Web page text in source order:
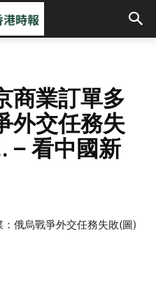
商業訂單多
外交任務失
– 看中國新
俄烏戰爭外交任務失敗(圖)